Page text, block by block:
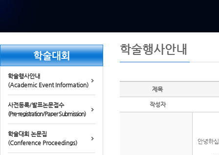
학술행사안내
(Academic Event Information)
사전등록/발표논문접수
(Pre-registration/Paper Submission)
학술대회 논문집
(Conference Proceedings)
학술행사안내
제목
작성자
안녕하